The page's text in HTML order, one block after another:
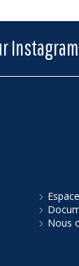
Instagram
Nous